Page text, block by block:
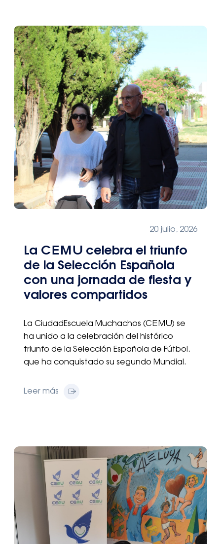
20 julio, 2026
La CEMU celebra el triunfo
de la Selección Española
con una jornada de fiesta y
valores compartidos
La CiudadEscuela Muchachos (CEMU) se
ha unido a la celebración del histórico
triunfo de la Selección Española de Fútbol,
que ha conquistado su segundo Mundial.
Leer más